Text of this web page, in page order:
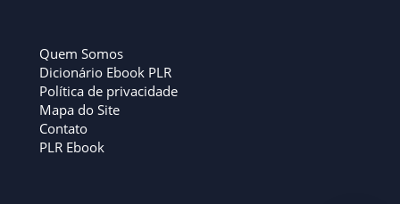
Quem Somos
Dicionário Ebook PLR
Política de privacidade
Mapa do Site
Contato
PLR Ebook